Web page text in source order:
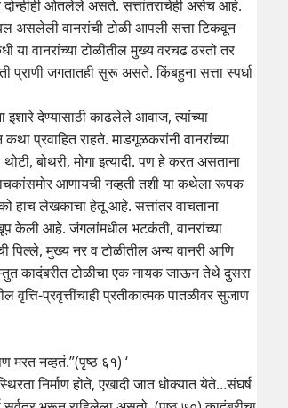
ओतलेले असते. सत्तांतराचेही असेच आहे.
असलेली वानरांची टोळी आपली सत्ता टिकवून
वानरांच्या टोळीतील मुख्य वरचढ ठरतो तर
प्राणी जगतातही सुरू असते. किंबहुना सत्ता स्पर्धा
इशारे देण्यासाठी काढलेले आवाज, त्यांच्या
प्रवाहित राहते. माडगूळकरांनी वानरांच्या
बोथरी, मोगा इत्यादी. पण हे करत असताना
आणायची नव्हती तशी या कथेला रूपक
हाच लेखकाचा हेतू आहे. सत्तांतर वाचताना
खूप केली आहे. जंगलांमधील भटकंती, वानरांच्या
पिल्ले, मुख्य नर व टोळीतील अन्य वानरी आणि
कादंबरीत टोळीचा एक नायक जाऊन तेथे दुसरा
प्रवृत्तींचाही प्रतीकात्मक पातळीवर सुजाण
मरत नव्हतं.”(पृष्ठ ६१) ‘
निर्माण होते, एखादी जात धोक्यात येते…संघर्ष